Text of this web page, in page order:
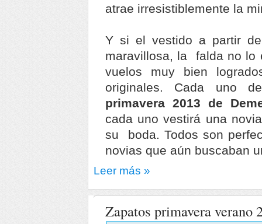
atrae irresistiblemente la
Y si el vestido a partir
maravillosa, la falda no lo
vuelos muy bien
originales. Cada uno
primavera 2013 de
cada uno vestirá una
su boda. Todos son
novias que aún buscaban
Leer más »
Zapatos primavera verano